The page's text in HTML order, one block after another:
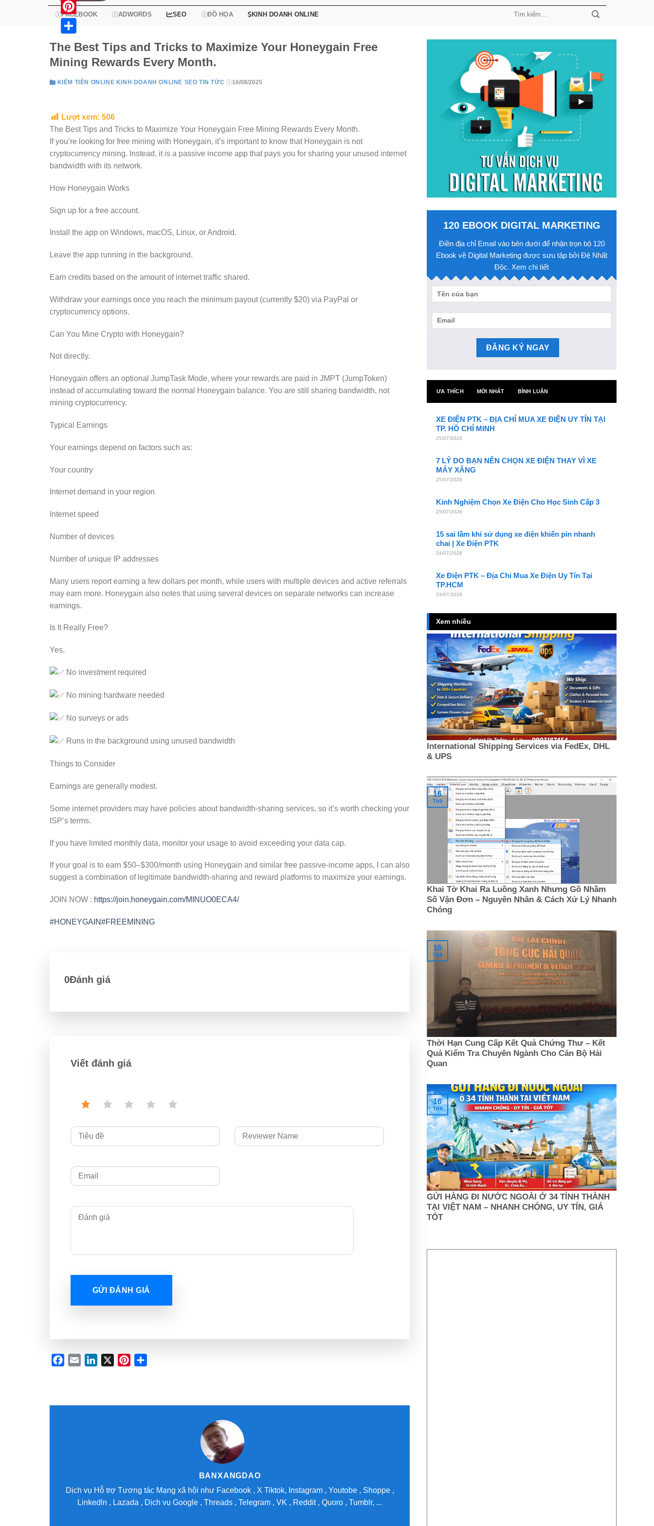
FACEBOOK ADWORDS SEO ĐỒ HỌA KINH DOANH ONLINE
The Best Tips and Tricks to Maximize Your Honeygain Free
Mining Rewards Every Month.
KIẾM TIỀN ONLINE KINH DOANH ONLINE SEO TIN TỨC 16/08/2025
Lượt xem: 506
The Best Tips and Tricks to Maximize Your Honeygain Free Mining Rewards Every Month.
If you’re looking for free mining with Honeygain, it’s important to know that Honeygain is not
cryptocurrency mining. Instead, it is a passive income app that pays you for sharing your unused internet
bandwidth with its network.
How Honeygain Works
Sign up for a free account.
Install the app on Windows, macOS, Linux, or Android.
Leave the app running in the background.
Earn credits based on the amount of internet traffic shared.
Withdraw your earnings once you reach the minimum payout (currently $20) via PayPal or
cryptocurrency options.
Can You Mine Crypto with Honeygain?
Not directly.
Honeygain offers an optional JumpTask Mode, where your rewards are paid in JMPT (JumpToken)
instead of accumulating toward the normal Honeygain balance. You are still sharing bandwidth, not
mining cryptocurrency.
Typical Earnings
Your earnings depend on factors such as:
Your country
Internet demand in your region
Internet speed
Number of devices
Number of unique IP addresses
Many users report earning a few dollars per month, while users with multiple devices and active referrals
may earn more. Honeygain also notes that using several devices on separate networks can increase
earnings.
Is It Really Free?
Yes.
No investment required
No mining hardware needed
No surveys or ads
Runs in the background using unused bandwidth
Things to Consider
Earnings are generally modest.
Some internet providers may have policies about bandwidth-sharing services, so it’s worth checking your
ISP’s terms.
If you have limited monthly data, monitor your usage to avoid exceeding your data cap.
If your goal is to earn $50–$300/month using Honeygain and similar free passive-income apps, I can also
suggest a combination of legitimate bandwidth-sharing and reward platforms to maximize your earnings.
JOIN NOW : https://join.honeygain.com/MINUO0ECA4/
#HONEYGAIN#FREEMINING
0Đánh giá
Viết đánh giá
GỬI ĐÁNH GIÁ
Facebook
Email LinkedIn Pinterest
BANXANGDAO
Dịch vụ Hỗ trợ Tương tác Mạng xã hội như Facebook , X Tiktok, Instagram , Youtobe , Shoppe ,
Linkedln , Lazada , Dịch vụ Google , Threads , Telegram , VK , Reddit , Quoro , Tumblr, ...
120 EBOOK DIGITAL MARKETING
Điền địa chỉ Email vào bên dưới để nhận trọn bộ 120
Ebook về Digital Marketing được sưu tập bởi Đệ Nhất
Độc. Xem chi tiết
ƯA THÍCH MỚI NHẤT BÌNH LUẬN
XE ĐIỆN PTK – ĐỊA CHỈ MUA XE ĐIỆN UY TÍN TẠI
TP. HỒ CHÍ MINH
25/07/2026
7 LÝ DO BẠN NÊN CHỌN XE ĐIỆN THAY VÌ XE
MÁY XĂNG
25/07/2026
Kinh Nghiệm Chọn Xe Điện Cho Học Sinh Cấp 3
25/07/2026
15 sai lầm khi sử dụng xe điện khiến pin nhanh
chai | Xe Điện PTK
24/07/2026
Xe Điện PTK – Địa Chỉ Mua Xe Điện Uy Tín Tại
TP.HCM
23/07/2026
Xem nhiều
International Shipping Services via FedEx, DHL
& UPS
16
Th9
Khai Tờ Khai Ra Luồng Xanh Nhưng Gõ Nhầm
Số Vận Đơn – Nguyên Nhân & Cách Xử Lý Nhanh
Chóng
16
Th9
Thời Hạn Cung Cấp Kết Quả Chứng Thư – Kết
Quả Kiểm Tra Chuyên Ngành Cho Cán Bộ Hải
Quan
16
Th9
GỬI HÀNG ĐI NƯỚC NGOÀI Ở 34 TỈNH THÀNH
TẠI VIỆT NAM – NHANH CHÓNG, UY TÍN, GIÁ
TỐT
16
Th9
X
Pinterest
Share